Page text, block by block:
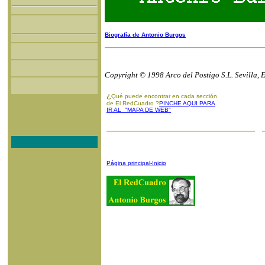
Biografía de Antonio Burgos
Copyright © 1998 Arco del Postigo S.L. Sevilla,
¿ Qué puede encontrar en cada sección
de El RedCuadro ?PINCHE AQUI PARA
IR AL "MAPA DE WEB"
Página principal-Inicio